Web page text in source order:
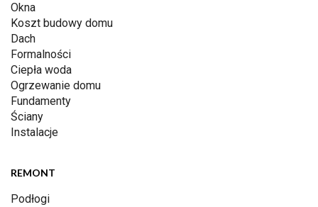
Okna
Koszt budowy domu
Dach
Formalności
Ciepła woda
Ogrzewanie domu
Fundamenty
Ściany
Instalacje
REMONT
Podłogi